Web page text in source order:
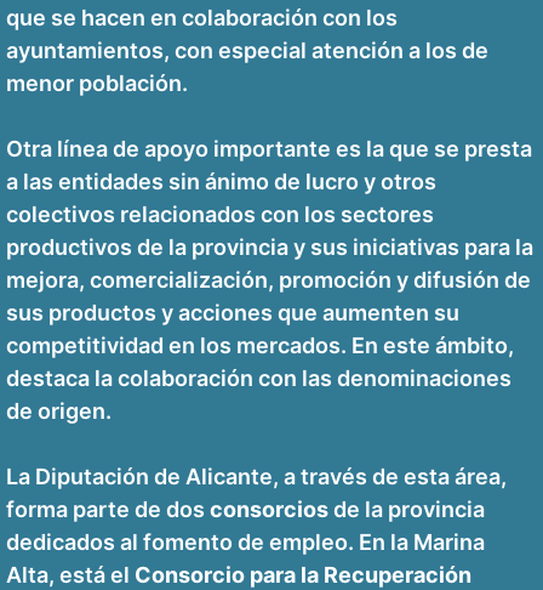
que se hacen en colaboración con los
ayuntamientos, con especial atención a los de
menor población.
Otra línea de apoyo importante es la que se presta
a las entidades sin ánimo de lucro y otros
colectivos relacionados con los sectores
productivos de la provincia y sus iniciativas para la
mejora, comercialización, promoción y difusión de
sus productos y acciones que aumenten su
competitividad en los mercados. En este ámbito,
destaca la colaboración con las denominaciones
de origen.
La Diputación de Alicante, a través de esta área,
forma parte de dos consorciosde la provincia
dedicados al fomento de empleo. En la Marina
Alta, está el Consorcio para la Recuperación